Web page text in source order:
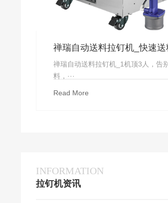
禅瑞自动送料拉钉机_快速送
上钉_厂家直供-禅瑞
禅瑞自动送料拉钉机_1机顶3人，告
料，···
Read More
INFORMATION
拉钉机资讯
定制禅瑞自动送料拉钉机需要我们提供
禅瑞全自动送料拉钉机常见问题解答